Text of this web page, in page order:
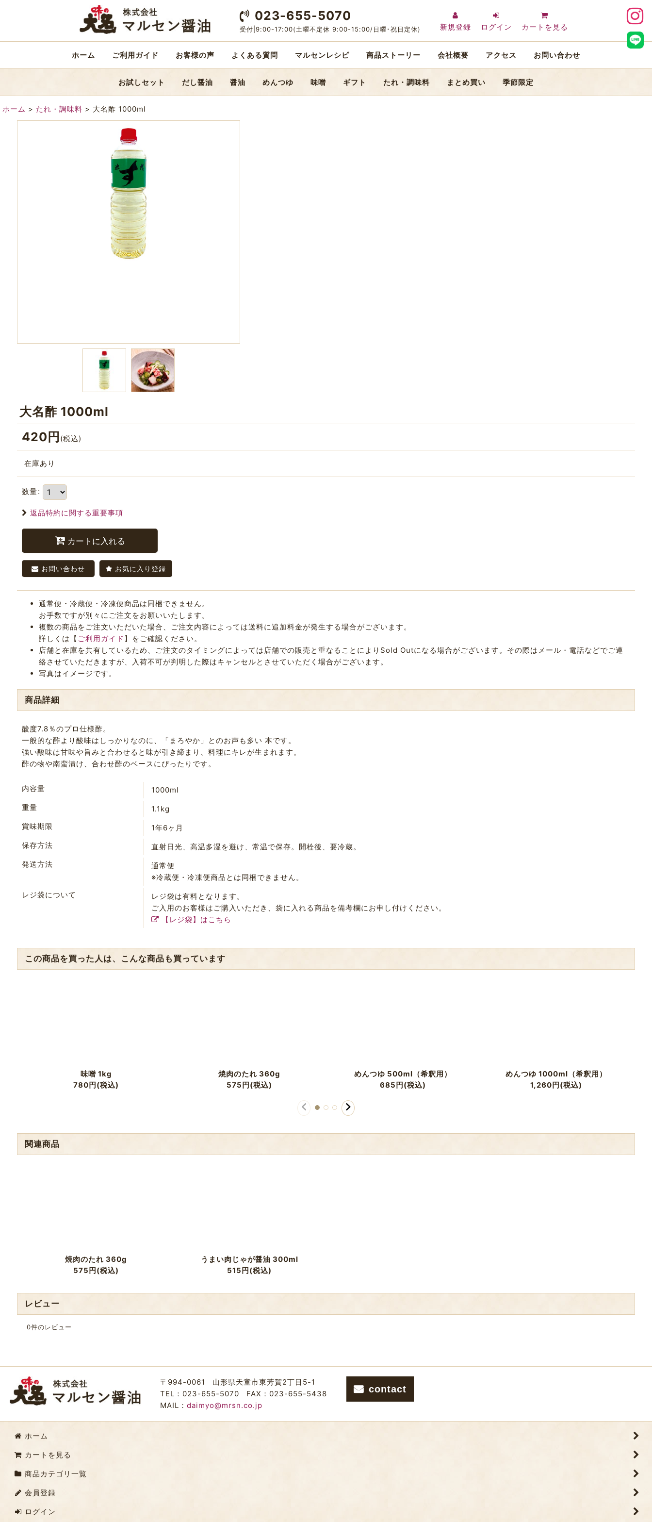
023-655-5070
受付|9:00-17:00(土曜不定休 9:00-15:00/日曜･祝日定休) 新規登録 ログイン カートを見る
ホーム ご利用ガイド お客様の声 よくある質問 マルセンレシピ 商品ストーリー 会社概要 アクセス お問い合わせ
お試しセット だし醤油 醤油 めんつゆ 味噌 ギフト たれ・調味料 まとめ買い 季節限定
ホーム > たれ・調味料 > 大名酢 1000ml
大名酢 1000ml
420 円 (税込)
在庫あり
数量:
返品特約に関する重要事項
カートに入れる
お問い合わせ お気に入り登録
通常便・冷蔵便・冷凍便商品は同梱できません。
お手数ですが別々にご注文をお願いいたします。
複数の商品をご注文いただいた場合、ご注文内容によっては送料に追加料金が発生する場合がございます。
詳しくは【 ご利用ガイド 】をご確認ください。
店舗と在庫を共有しているため、ご注文のタイミングによっては店舗での販売と重なることによりSold Outになる場合がございます。その際はメール・電話などでご連
絡させていただきますが、入荷不可が判明した際はキャンセルとさせていただく場合がございます。
写真はイメージです。
商品詳細
酸度7.8％のプロ仕様酢。
一般的な酢より酸味はしっかりなのに、「まろやか」とのお声も多い 本です。
強い酸味は甘味や旨みと合わせると味が引き締まり、料理にキレが生まれます。
酢の物や南蛮漬け、合わせ酢のベースにぴったりです。
内容量
1000ml
重量
1.1kg
賞味期限
1年6ヶ月
保存方法
直射日光、高温多湿を避け、常温で保存。開栓後、要冷蔵。
発送方法
通常便
※冷蔵便・冷凍便商品とは同梱できません。
レジ袋について
レジ袋は有料となります。
ご入用のお客様はご購入いただき、袋に入れる商品を備考欄にお申し付けください。
【レジ袋】はこちら
この商品を買った人は、こんな商品も買っています
味噌 1kg
780円(税込)
焼肉のたれ 360g
575円(税込)
めんつゆ 500ml（希釈用）
685円(税込)
めんつゆ 1000ml（希釈用）
1,260円(税込)
関連商品
焼肉のたれ 360g
575円(税込)
うまい肉じゃが醤油 300ml
515円(税込)
レビュー
0件のレビュー
〒994-0061
山形県天童市東芳賀2丁目5-1
TEL：023-655-5070
FAX：023-655-5438
MAIL： daimyo@mrsn.co.jp
contact
ホーム
カートを見る
商品カテゴリ一覧
会員登録
ログイン